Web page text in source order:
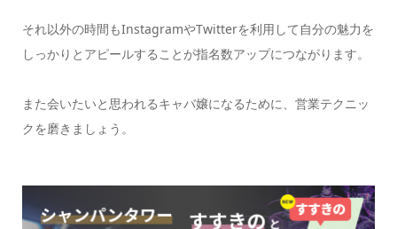
それ以外の時間もInstagramやTwitterを利用して自分の魅力を
しっかりとアピールすることが指名数アップにつながります。
また会いたいと思われるキャバ嬢になるために、営業テクニッ
クを磨きましょう。